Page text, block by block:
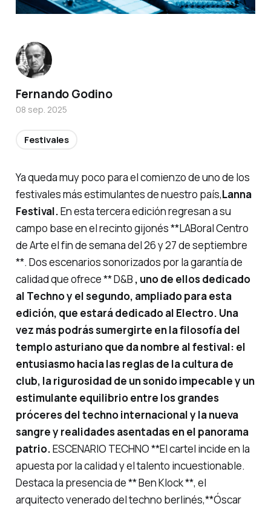
Ya queda muy poco para el comienzo de uno de los
festivales más estimulantes de nuestro país,Lanna
Festival.En esta tercera edición regresan a su
campo base en el recinto gijonés **LABoral Centro
de Arte el fin de semana del 26 y 27 de septiembre
**. Dos escenarios sonorizados por la garantía de
calidad que ofrece ** D&B , uno de ellos dedicado
al Techno y el segundo, ampliado para esta
edición, que estará dedicado al Electro. Una
vez más podrás sumergirte en la filosofía del
templo asturiano que da nombre al festival: el
entusiasmo hacia las reglas de la cultura de
club, la rigurosidad de un sonido impecable y un
estimulante equilibrio entre los grandes
próceres del techno internacional y la nueva
sangre y realidades asentadas en el panorama
patrio.ESCENARIO TECHNO **El cartel incide en la
apuesta por la calidad y el talento incuestionable.
Destaca la presencia de ** Ben Klock **, el
arquitecto venerado del techno berlinés,**Óscar
Fernando Godino
08 sep. 2025
Festivales